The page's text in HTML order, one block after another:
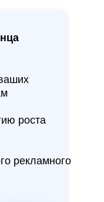
роста
рекламного